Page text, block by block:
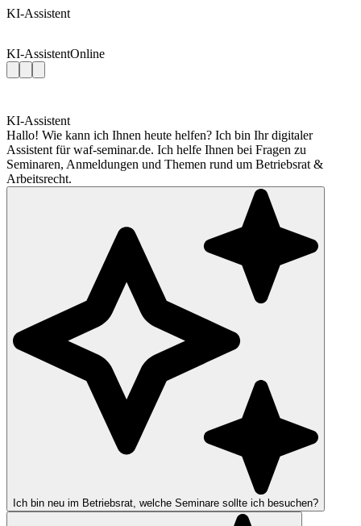
KI-Assistent
KI-AssistentOnline
KI-Assistent
Hallo! Wie kann ich Ihnen heute helfen? Ich bin Ihr digitaler
Assistent für waf-seminar.de. Ich helfe Ihnen bei Fragen zu
Seminaren, Anmeldungen und Themen rund um Betriebsrat &
Arbeitsrecht.
Ich bin neu im Betriebsrat, welche Seminare sollte ich besuchen?